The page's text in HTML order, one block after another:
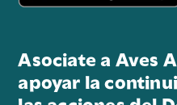
Asociate a Aves
apoyar la